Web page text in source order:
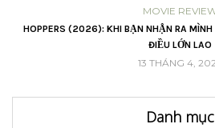
MOVIE
HOPPERS (2026): KHI BẠN NHẬN RA MÌNH
ĐIỀU LỚN LAO
13 THÁNG 4,
Danh mục